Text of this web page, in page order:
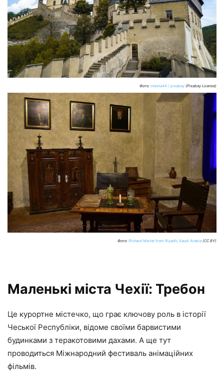
Фото: iniesta44 / pixabay (Pixabay License)
Фото: Richard Mortel from Riyadh, Saudi Arabia (CC BY)
Маленькі міста Чехії: Требон
Це курортне містечко, що грає ключову роль в історії
Чеської Республіки, відоме своїми барвистими
будинками з теракотовими дахами. А ще тут
проводиться Міжнародний фестиваль анімаційних
фільмів.